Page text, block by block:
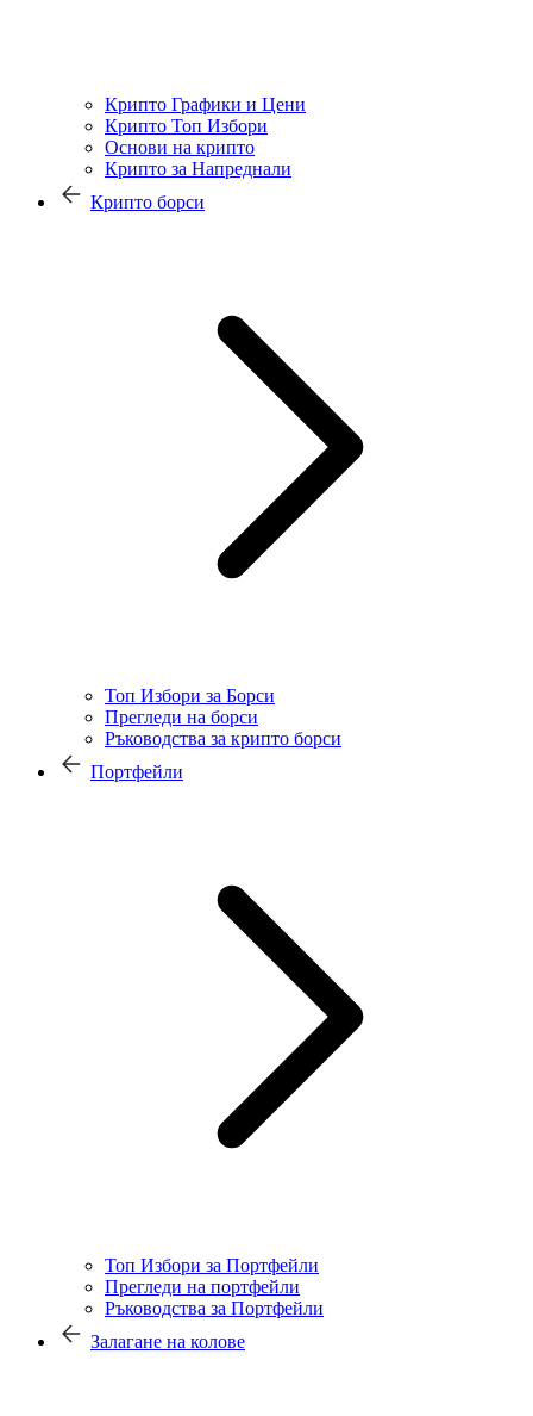
Крипто Графики и Цени
Крипто Топ Избори
Основи на крипто
Крипто за Напреднали
Крипто борси
Топ Избори за Борси
Прегледи на борси
Ръководства за крипто борси
Портфейли
Топ Избори за Портфейли
Прегледи на портфейли
Ръководства за Портфейли
Залагане на колове